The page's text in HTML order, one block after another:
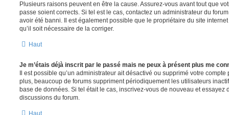
Plusieurs raisons peuvent en être la cause. Assurez-vous avant tout que
passe soient corrects. Si tel est le cas, contactez un administrateur du
avoir été banni. Il est également possible que le propriétaire du site
qu’il soit nécessaire de la corriger.
Haut
Je m’étais déjà inscrit par le passé mais ne peux à présent plus me
Il est possible qu’un administrateur ait désactivé ou supprimé votre
plus, beaucoup de forums suppriment périodiquement les utilisateurs
base de données. Si tel était le cas, inscrivez-vous de nouveau et essayez
discussions du forum.
Haut